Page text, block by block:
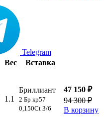
Telegram
Вес Вставка
1.1
Бриллиант
2 Бр кр57
0,150Ct 3/6
47 150 ₽
94 300 ₽
В корзину